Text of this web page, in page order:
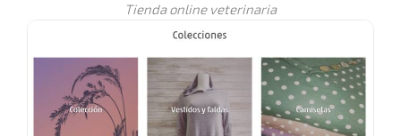
Tienda online veterinaria